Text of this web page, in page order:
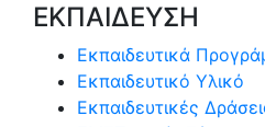
ΕΚΠΑΙΔΕΥΣΗ
Εκπαιδευτικά
Εκπαιδευτικό Υλικό
Εκπαιδευτικές